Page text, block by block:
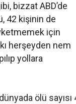
bizzat ABD’de
42 kişinin de
için
herşeyden nem
yollara
ölü sayısı